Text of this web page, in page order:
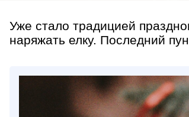
Уже стало традицией
наряжать елку. Последний